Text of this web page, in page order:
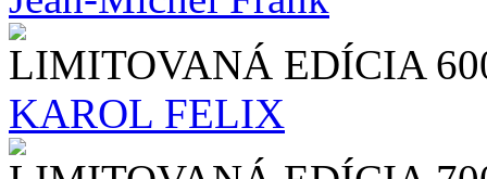
LIMITOVANÁ EDÍCIA
KAROL FELIX